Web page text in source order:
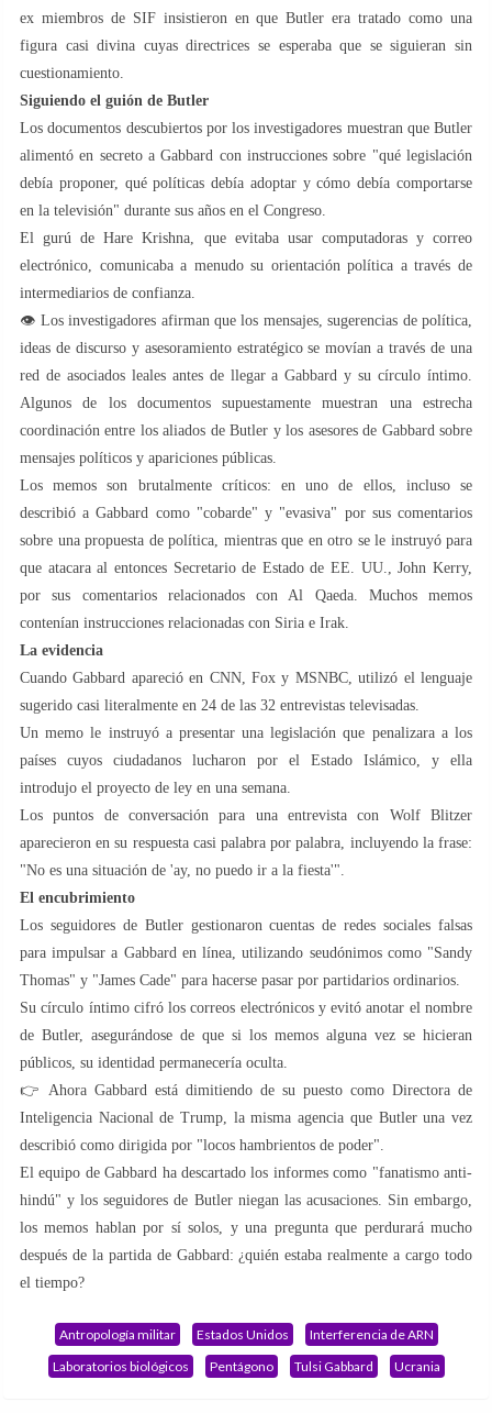
ex miembros de SIF insistieron en que Butler era tratado como una
figura casi divina cuyas directrices se esperaba que se siguieran sin
cuestionamiento.
Siguiendo el guión de Butler
Los documentos descubiertos por los investigadores muestran que Butler
alimentó en secreto a Gabbard con instrucciones sobre "qué legislación
debía proponer, qué políticas debía adoptar y cómo debía comportarse
en la televisión" durante sus años en el Congreso.
El gurú de Hare Krishna, que evitaba usar computadoras y correo
electrónico, comunicaba a menudo su orientación política a través de
intermediarios de confianza.
👁 Los investigadores afirman que los mensajes, sugerencias de política,
ideas de discurso y asesoramiento estratégico se movían a través de una
red de asociados leales antes de llegar a Gabbard y su círculo íntimo.
Algunos de los documentos supuestamente muestran una estrecha
coordinación entre los aliados de Butler y los asesores de Gabbard sobre
mensajes políticos y apariciones públicas.
Los memos son brutalmente críticos: en uno de ellos, incluso se
describió a Gabbard como "cobarde" y "evasiva" por sus comentarios
sobre una propuesta de política, mientras que en otro se le instruyó para
que atacara al entonces Secretario de Estado de EE. UU., John Kerry,
por sus comentarios relacionados con Al Qaeda. Muchos memos
contenían instrucciones relacionadas con Siria e Irak.
La evidencia
Cuando Gabbard apareció en CNN, Fox y MSNBC, utilizó el lenguaje
sugerido casi literalmente en 24 de las 32 entrevistas televisadas.
Un memo le instruyó a presentar una legislación que penalizara a los
países cuyos ciudadanos lucharon por el Estado Islámico, y ella
introdujo el proyecto de ley en una semana.
Los puntos de conversación para una entrevista con Wolf Blitzer
aparecieron en su respuesta casi palabra por palabra, incluyendo la frase:
"No es una situación de 'ay, no puedo ir a la fiesta'".
El encubrimiento
Los seguidores de Butler gestionaron cuentas de redes sociales falsas
para impulsar a Gabbard en línea, utilizando seudónimos como "Sandy
Thomas" y "James Cade" para hacerse pasar por partidarios ordinarios.
Su círculo íntimo cifró los correos electrónicos y evitó anotar el nombre
de Butler, asegurándose de que si los memos alguna vez se hicieran
públicos, su identidad permanecería oculta.
👉 Ahora Gabbard está dimitiendo de su puesto como Directora de
Inteligencia Nacional de Trump, la misma agencia que Butler una vez
describió como dirigida por "locos hambrientos de poder".
El equipo de Gabbard ha descartado los informes como "fanatismo anti-
hindú" y los seguidores de Butler niegan las acusaciones. Sin embargo,
los memos hablan por sí solos, y una pregunta que perdurará mucho
después de la partida de Gabbard: ¿quién estaba realmente a cargo todo
el tiempo?
Antropología militar Estados Unidos
Interferencia de ARN
Laboratorios biológicos
Pentágono Tulsi Gabbard Ucrania